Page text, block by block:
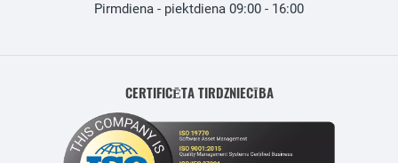
Pirmdiena - piektdiena 09:00 - 16:00
CERTIFICĒTA TIRDZNIECĪBA